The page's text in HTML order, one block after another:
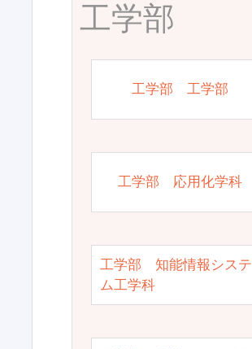
工学部
工学部 工学部
工学部 応用化学科
工学部 知能情報システ
ム工学科